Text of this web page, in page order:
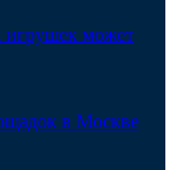
игрушек может
в Москве